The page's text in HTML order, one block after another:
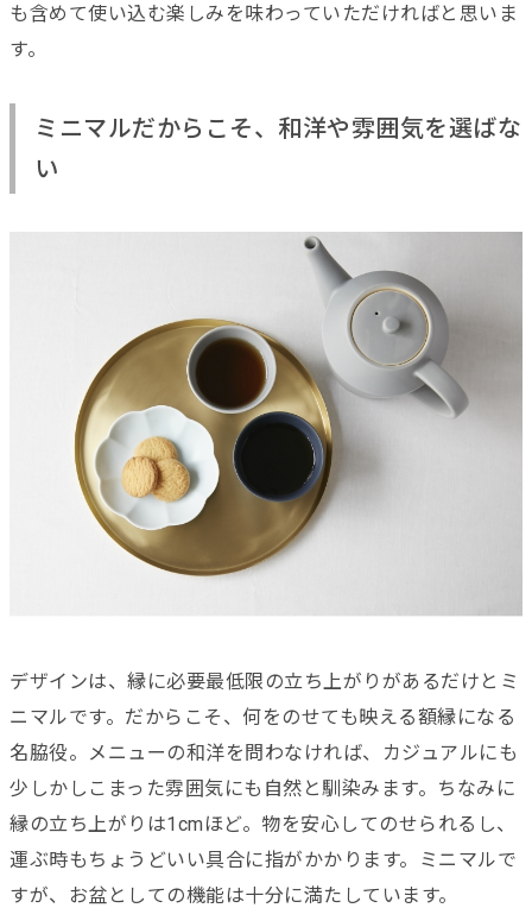
も含めて使い込む楽しみを味わっていただければと思いま
す。
ミニマルだからこそ、和洋や雰囲気を選ばな
い
デザインは、縁に必要最低限の立ち上がりがあるだけとミ
ニマルです。だからこそ、何をのせても映える額縁になる
名脇役。メニューの和洋を問わなければ、カジュアルにも
少しかしこまった雰囲気にも自然と馴染みます。ちなみに
縁の立ち上がりは1cmほど。物を安心してのせられるし、
運ぶ時もちょうどいい具合に指がかかります。ミニマルで
すが、お盆としての機能は十分に満たしています。